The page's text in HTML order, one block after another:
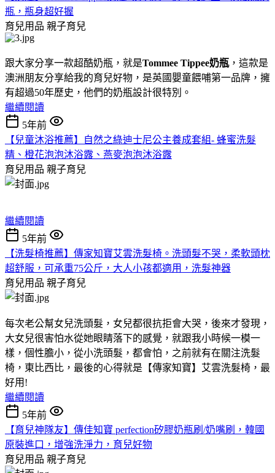
瓶，瓶身超好握
育兒用品 親子育兒
跟大家分享一款超酷奶瓶，就是Tommee Tippee奶瓶，這款是
澳洲朋友分享給我的育兒好物，是英國嬰童餵哺第一品牌，擁
有超過50年歷史，他們的奶瓶設計很特別。
繼續閱讀
5年前
【兒童沐浴推薦】自然之綠迪士尼公主養成套組- 蜂蜜洗髮
精、橙花泡泡沐浴露、燕麥泡泡沐浴露
育兒用品 親子育兒
繼續閱讀
5年前
【洗髮椅推薦】傳家知寶艾雲洗髮椅。洗頭髮不哭，柔軟頭枕
超舒服，可承重75公斤，大人小孩都適用，洗髮神器
育兒用品 親子育兒
每次老公幫女兒洗頭髮，女兒都很抗拒會大哭，後來才發現，
大女兒很害怕水從她眼睛落下的感覺，就跟我小時候一模一
樣，個性膽小，從小洗頭髮，都會怕，之前就有在關注洗髮
椅，東比西比，最後的心得就是【傳家知寶】艾雲洗髮椅，最
好用!
繼續閱讀
5年前
【育兒神隊友】傳佳知寶 perfection矽膠奶瓶刷/奶嘴刷，韓國
原裝進口，增強洗淨力，育兒好物
育兒用品 親子育兒